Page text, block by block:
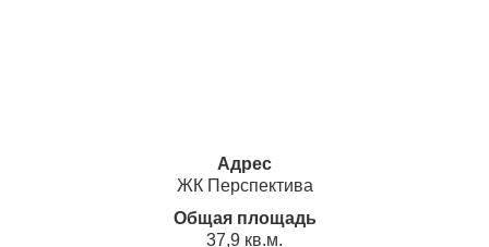
Адрес
ЖК Перспектива
Общая площадь
37,9 кв.м.